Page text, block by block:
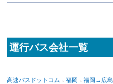
運行バス会社一覧
高速バスドットコム 福岡 福岡→広島